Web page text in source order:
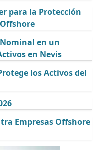
para la Protección
en un
en Nevis
los Activos del
Empresas Offshore